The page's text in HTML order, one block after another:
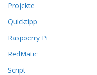
n
u
f
e
r
Projekte
Quicktipp
Raspberry Pi
RedMatic
Script